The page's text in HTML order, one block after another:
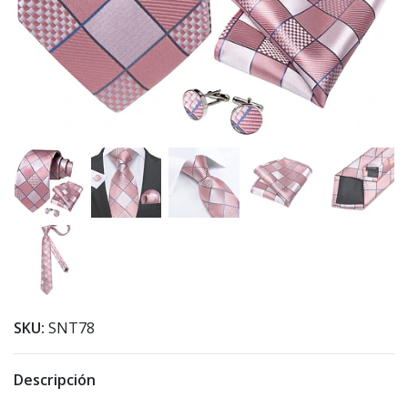
SKU: SNT78
Descripción